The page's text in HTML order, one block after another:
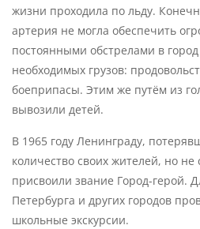
Особняк Румянцева и
Великой Отечественной войны»
Выставка, раскинувшаяся на
погрузиться в жизнь
дневники, оружие, предметы
макеты, карты-схемы и
помогут прочувствовать
лучше понять, через что
жизни проходила по льду.
артерия не могла обеспечить
постоянными обстрелами в
необходимых грузов:
боеприпасы. Этим же путём из
вывозили детей.
В 1965 году Ленинграду,
количество своих жителей, но не
присвоили звание Город-герой.
Петербурга и других городов
школьные экскурсии.